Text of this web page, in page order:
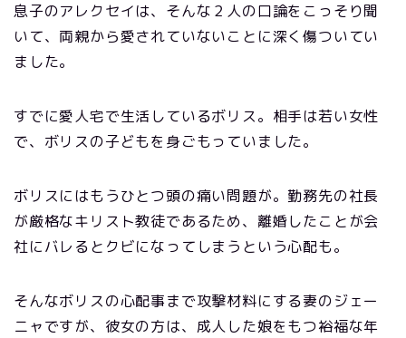
息子のアレクセイは、そんな２人の口論をこっそり聞
いて、両親から愛されていないことに深く傷ついてい
ました。
すでに愛人宅で生活しているボリス。相手は若い女性
で、ボリスの子どもを身ごもっていました。
ボリスにはもうひとつ頭の痛い問題が。勤務先の社長
が厳格なキリスト教徒であるため、離婚したことが会
社にバレるとクビになってしまうという心配も。
そんなボリスの心配事まで攻撃材料にする妻のジェー
ニャですが、彼女の方は、成人した娘をもつ裕福な年